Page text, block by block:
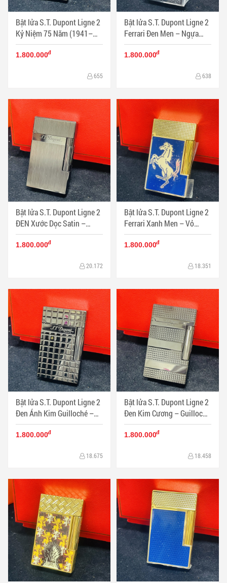
Bật lửa S.T. Dupont Ligne 2
Kỷ Niệm 75 Năm (1941–
2016) – Art Déco Tân Cổ
Điển - Mã SP: DP0083
1.800.000đ
655
Bật lửa S.T. Dupont Ligne 2
Ferrari Đen Men – Ngựa
Bạc Guilloché - Mã SP:
DP0082
1.800.000đ
638
Bật lửa S.T. Dupont Ligne 2
ĐEN Xước Dọc Satin –
Classic Minimal - Mã SP:
DP0081
1.800.000đ
20.172
Bật lửa S.T. Dupont Ligne 2
Ferrari Xanh Men – Vỏ
Vàng Guilloché - Mã SP:
DP0080
1.800.000đ
18.351
Bật lửa S.T. Dupont Ligne 2
Đen Ánh Kim Guilloché –
Vân Ô Vuông Cổ Điển - Mã
SP: DP0079
1.800.000đ
18.675
Bật lửa S.T. Dupont Ligne 2
Đen Kim Cương – Guilloché
Kinh Điển - Mã SP: DP0078
1.800.000đ
18.458